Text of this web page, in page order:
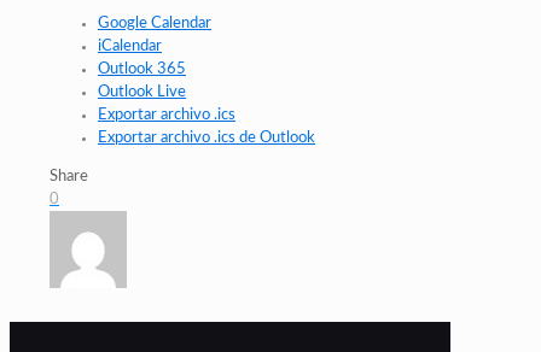
Google Calendar
iCalendar
Outlook 365
Outlook Live
Exportar archivo .ics
Exportar archivo .ics de Outlook
Share
0